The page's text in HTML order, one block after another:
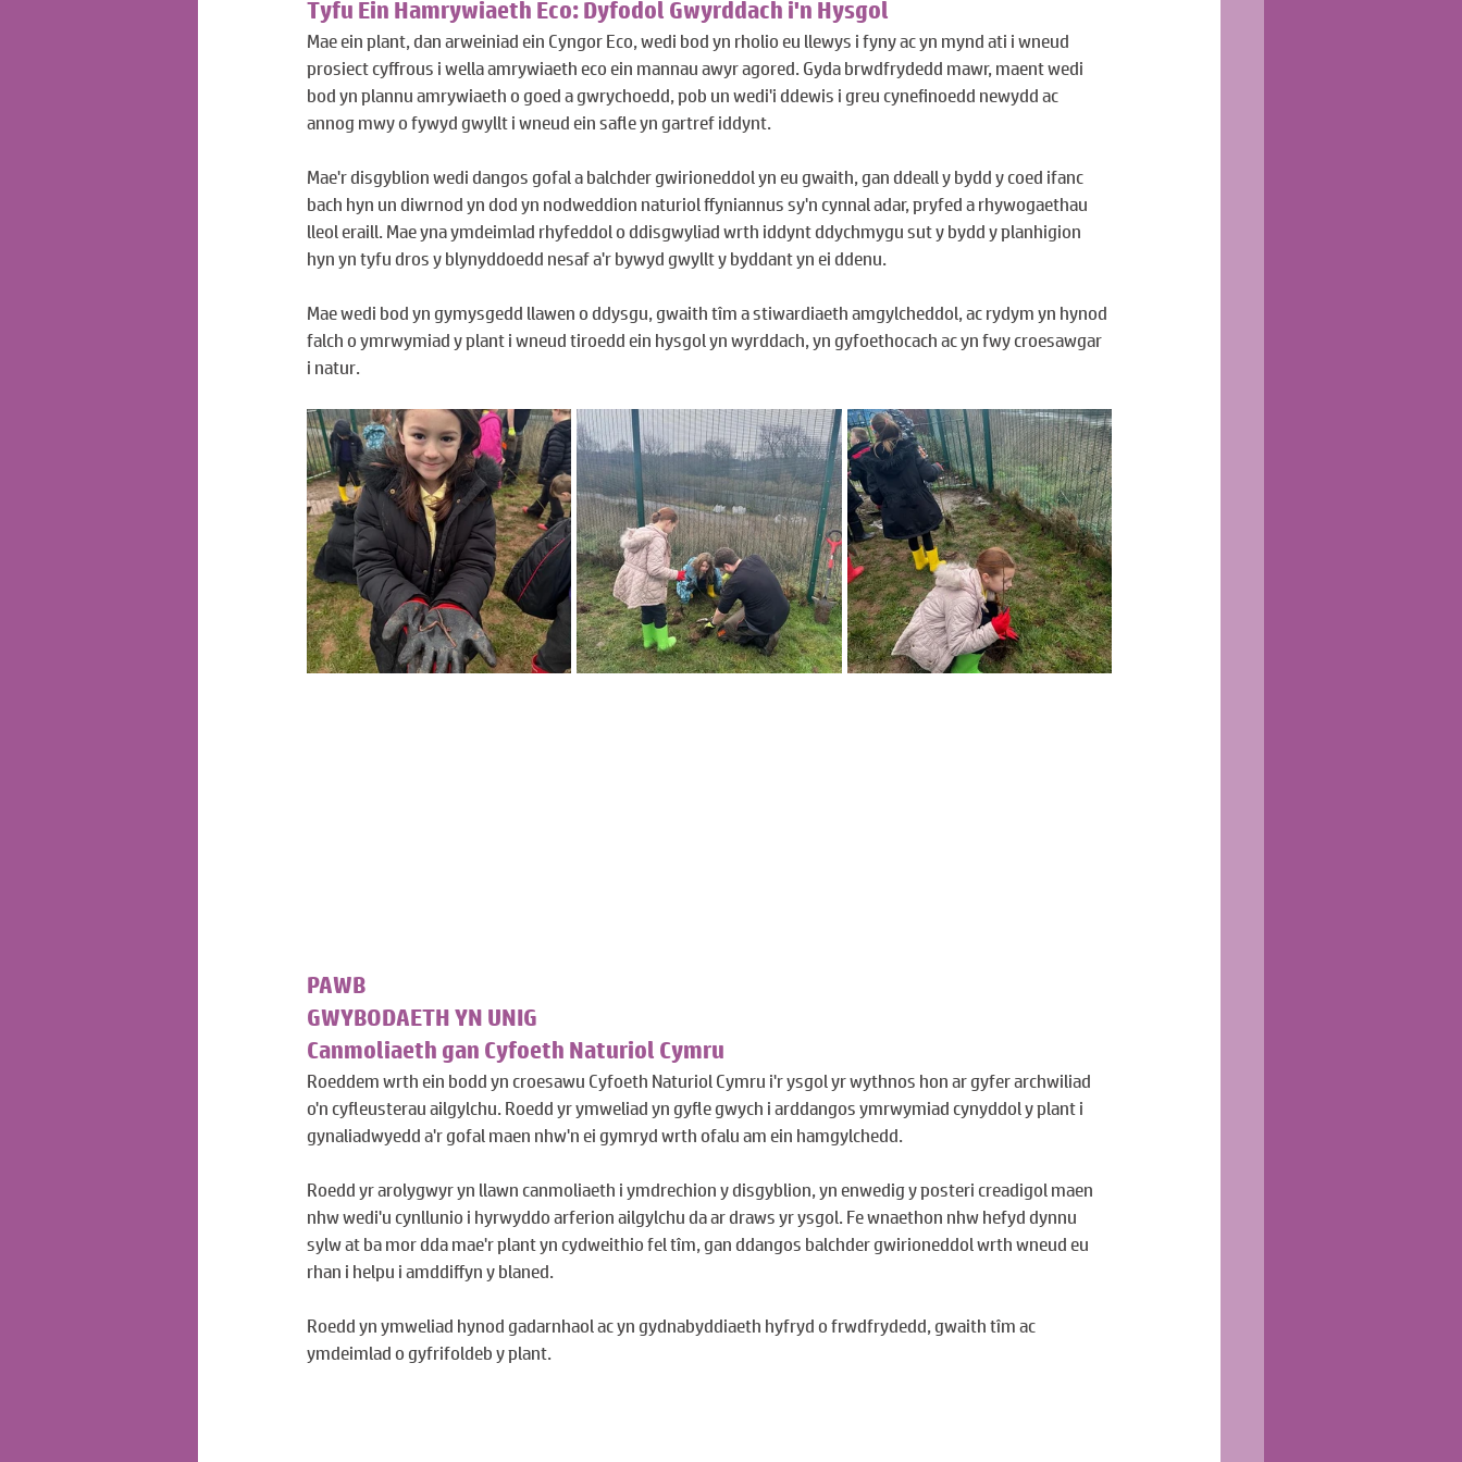
Tyfu Ein Hamrywiaeth Eco: Dyfodol Gwyrddach i'n Hysgol
Mae ein plant, dan arweiniad ein Cyngor Eco, wedi bod yn rholio eu llewys i fyny ac yn mynd ati i wneud
prosiect cyffrous i wella amrywiaeth eco ein mannau awyr agored. Gyda brwdfrydedd mawr, maent wedi
bod yn plannu amrywiaeth o goed a gwrychoedd, pob un wedi'i ddewis i greu cynefinoedd newydd ac
annog mwy o fywyd gwyllt i wneud ein safle yn gartref iddynt.
Mae'r disgyblion wedi dangos gofal a balchder gwirioneddol yn eu gwaith, gan ddeall y bydd y coed ifanc
bach hyn un diwrnod yn dod yn nodweddion naturiol ffyniannus sy'n cynnal adar, pryfed a rhywogaethau
lleol eraill. Mae yna ymdeimlad rhyfeddol o ddisgwyliad wrth iddynt ddychmygu sut y bydd y planhigion
hyn yn tyfu dros y blynyddoedd nesaf a'r bywyd gwyllt y byddant yn ei ddenu.
Mae wedi bod yn gymysgedd llawen o ddysgu, gwaith tîm a stiwardiaeth amgylcheddol, ac rydym yn hynod
falch o ymrwymiad y plant i wneud tiroedd ein hysgol yn wyrddach, yn gyfoethocach ac yn fwy croesawgar
i natur.
PAWB
GWYBODAETH YN UNIG
Canmoliaeth gan Cyfoeth Naturiol Cymru
Roeddem wrth ein bodd yn croesawu Cyfoeth Naturiol Cymru i'r ysgol yr wythnos hon ar gyfer archwiliad
o'n cyfleusterau ailgylchu. Roedd yr ymweliad yn gyfle gwych i arddangos ymrwymiad cynyddol y plant i
gynaliadwyedd a'r gofal maen nhw'n ei gymryd wrth ofalu am ein hamgylchedd.
Roedd yr arolygwyr yn llawn canmoliaeth i ymdrechion y disgyblion, yn enwedig y posteri creadigol maen
nhw wedi'u cynllunio i hyrwyddo arferion ailgylchu da ar draws yr ysgol. Fe wnaethon nhw hefyd dynnu
sylw at ba mor dda mae'r plant yn cydweithio fel tîm, gan ddangos balchder gwirioneddol wrth wneud eu
rhan i helpu i amddiffyn y blaned.
Roedd yn ymweliad hynod gadarnhaol ac yn gydnabyddiaeth hyfryd o frwdfrydedd, gwaith tîm ac
ymdeimlad o gyfrifoldeb y plant.